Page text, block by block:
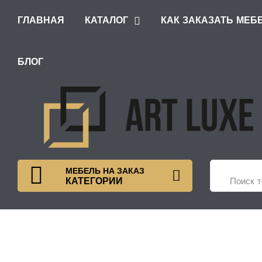
ГЛАВНАЯ КАТАЛОГ КАК ЗАКАЗАТЬ
БЛОГ
МЕБЕЛЬ НА ЗАКАЗ
КАТЕГОРИИ